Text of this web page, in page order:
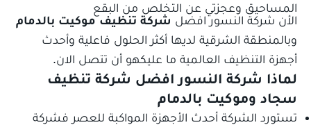
المساحيق وعجزتي عن التخلص من البقع
الأن شركة النسور افضل شركة تنظيف موكيت بالدمام
وبالمنطقة الشرقية لديها أكثر الحلول فاعلية وأحدث
أجهزة التنظيف العالمية ما عليكهو أن تتصل الان.
لماذا شركة النسور افضل شركة تنظيف
سجاد وموكيت بالدمام
تستورد الشركة أحدث الأجهزة المواكبة للعصر فشركة